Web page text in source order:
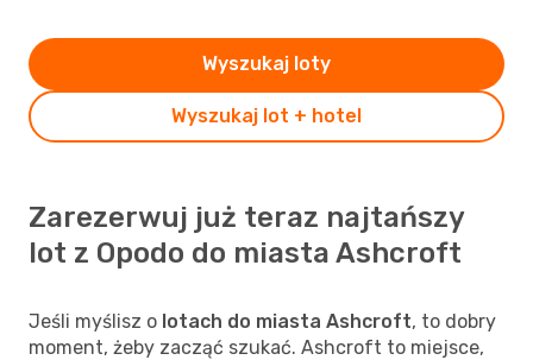
Wyszukaj lot + hotel
Wyszukaj loty
Zarezerwuj już teraz najtańszy
lot z Opodo do miasta Ashcroft
Jeśli myślisz o lotach do miasta Ashcroft, to dobry
moment, żeby zacząć szukać. Ashcroft to miejsce,